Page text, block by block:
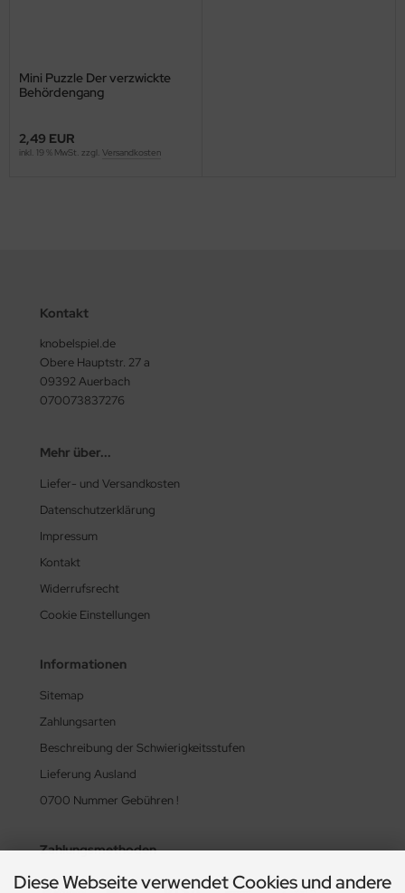
Mini Puzzle Der verzwickte
Behördengang
2,49 EUR
inkl. 19 % MwSt. zzgl. Versandkosten
Kontakt
knobelspiel.de
Obere Hauptstr. 27 a
09392 Auerbach
070073837276
Mehr über...
Liefer- und Versandkosten
Datenschutzerklärung
Impressum
Kontakt
Widerrufsrecht
Cookie Einstellungen
Informationen
Sitemap
Zahlungsarten
Beschreibung der Schwierigkeitsstufen
Lieferung Ausland
0700 Nummer Gebühren !
Zahlungsmethoden
Diese Webseite verwendet Cookies und andere